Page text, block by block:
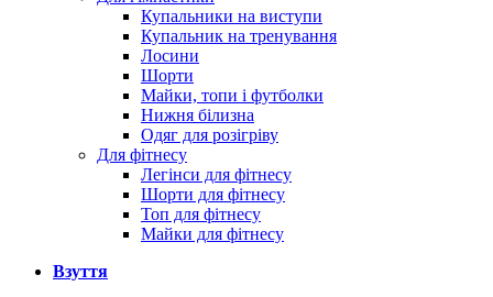
Купальники на виступи
Купальник на тренування
Лосини
Шорти
Майки, топи і футболки
Нижня білизна
Одяг для розігріву
Для фітнесу
Легінси для фітнесу
Шорти для фітнесу
Топ для фітнесу
Майки для фітнесу
Взуття